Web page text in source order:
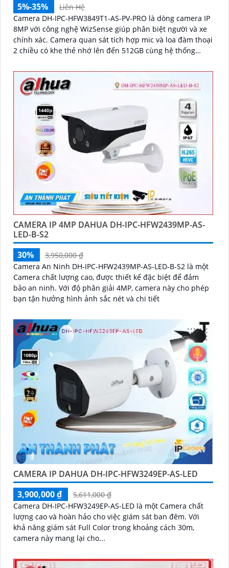
5%-35%
Liên Hệ
Camera DH-IPC-HFW3849T1-AS-PV-PRO là dòng camera IP
8MP với công nghệ WizSense giúp phân biệt người và xe
chính xác. Camera quan sát tích hợp mic và loa đàm thoại
2 chiều có khe thẻ nhớ lên đến 512GB cùng hệ thống
CAMERA IP 4MP DAHUA DH-IPC-HFW2439MP-AS-
LED-B-S2
30%
3,950,000 ₫
Camera An Ninh DH-IPC-HFW2439MP-AS-LED-B-S2 là một
Camera chất lượng cao, được thiết kế đặc biệt để đảm
bảo an ninh. Với độ phân giải 4MP, camera này cho phép
bạn tận hưởng hình ảnh sắc nét và chi tiết
CAMERA IP DAHUA DH-IPC-HFW3249EP-AS-LED
3,900,000 ₫
5,611,000 ₫
Camera DH-IPC-HFW3249EP-AS-LED là một Camera chất
lượng cao và hoàn hảo cho việc giám sát ban đêm. Với
khả năng giám sát Full Color trong khoảng cách 30m,
camera này mang lại cho...